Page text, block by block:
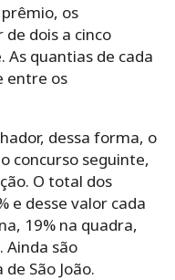
os
dois a cinco
quantias de cada
entre os
dessa forma, o
concurso seguinte,
O total dos
e desse valor cada
19% na quadra,
Ainda são
São João.